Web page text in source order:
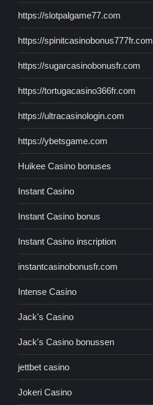
https://slotpalgame77.com
https://spinitcasinobonus777fr.com
https://sugarcasinobonusfr.com
https://tortugacasino366fr.com
https://ultracasinologin.com
https://ybetsgame.com
Huikee Casino bonuses
Instant Casino
Instant Casino bonus
Instant Casino inscription
instantcasinobonusfr.com
Intense Casino
Jack's Casino
Jack's Casino bonussen
jettbet casino
Jokeri Casino